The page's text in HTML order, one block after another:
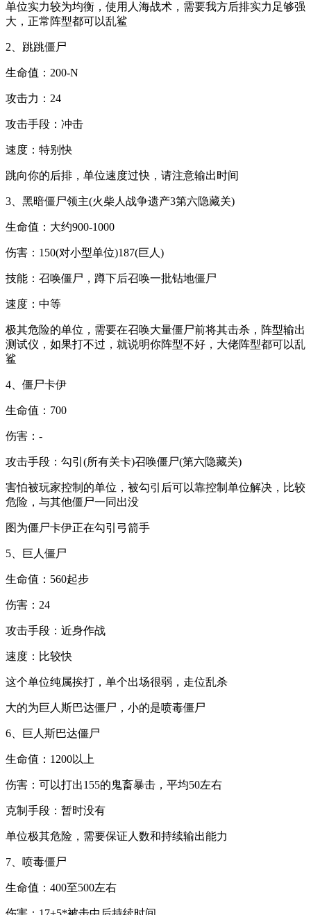
单位实力较为均衡，使用人海战术，需要我方后排实力足够强
大，正常阵型都可以乱鲨
2、跳跳僵尸
生命值：200-N
攻击力：24
攻击手段：冲击
速度：特别快
跳向你的后排，单位速度过快，请注意输出时间
3、黑暗僵尸领主(火柴人战争遗产3第六隐藏关)
生命值：大约900-1000
伤害：150(对小型单位)187(巨人)
技能：召唤僵尸，蹲下后召唤一批钻地僵尸
速度：中等
极其危险的单位，需要在召唤大量僵尸前将其击杀，阵型输出
测试仪，如果打不过，就说明你阵型不好，大佬阵型都可以乱
鲨
4、僵尸卡伊
生命值：700
伤害：-
攻击手段：勾引(所有关卡)召唤僵尸(第六隐藏关)
害怕被玩家控制的单位，被勾引后可以靠控制单位解决，比较
危险，与其他僵尸一同出没
图为僵尸卡伊正在勾引弓箭手
5、巨人僵尸
生命值：560起步
伤害：24
攻击手段：近身作战
速度：比较快
这个单位纯属挨打，单个出场很弱，走位乱杀
大的为巨人斯巴达僵尸，小的是喷毒僵尸
6、巨人斯巴达僵尸
生命值：1200以上
伤害：可以打出155的鬼畜暴击，平均50左右
克制手段：暂时没有
单位极其危险，需要保证人数和持续输出能力
7、喷毒僵尸
生命值：400至500左右